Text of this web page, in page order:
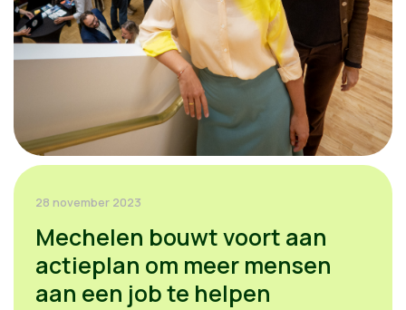
28 november 2023
Mechelen bouwt voort aan
actieplan om meer mensen
aan een job te helpen